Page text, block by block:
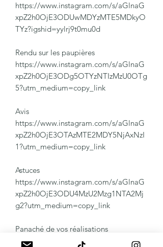
https://www.instagram.com/s/aGlnaG
xpZ2h0OjE3ODUwMDYzMTE5MDkyO
TYz?igshid=yylrj9t0mu0d
Rendu sur les paupières
https://www.instagram.com/s/aGlnaG
xpZ2h0OjE3ODg5OTYzNTIzMzU0OTg
5?utm_medium=copy_link
Avis
https://www.instagram.com/s/aGlnaG
xpZ2h0OjE3OTAzMTE2MDY5NjAxNzI
1?utm_medium=copy_link
Astuces
https://www.instagram.com/s/aGlnaG
xpZ2h0OjE3ODU4MzU2Mzg1NTA2Mj
g2?utm_medium=copy_link
Panaché de vos réalisations
https://www.instagram.com/s/aGlnaG